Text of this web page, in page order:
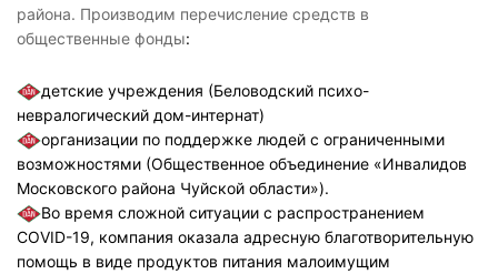
района. Производим перечисление средств в
общественные фонды:
детские учреждения (Беловодский психо-
невралогический дом-интернат)
организации по поддержке людей с ограниченными
возможностями (Общественное объединение «Инвалидов
Московского района Чуйской области»).
Во время сложной ситуации с распространением
COVID-19, компания оказала адресную благотворительную
помощь в виде продуктов питания малоимущим